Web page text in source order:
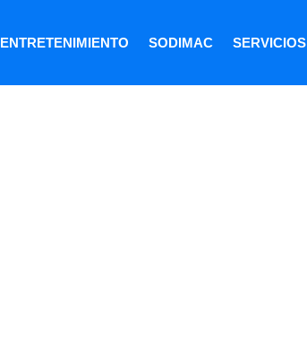
ENTRETENIMIENTO SODIMAC SERVICIOS